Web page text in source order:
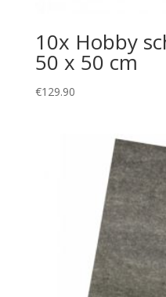
10x Hobby
50 x 50 cm
€129.90